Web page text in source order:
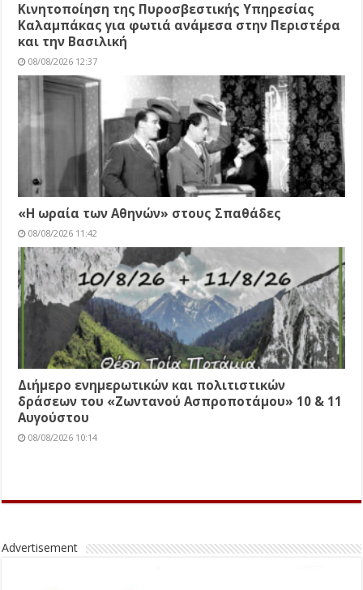
Κινητοποίηση της Πυροσβεστικής Υπηρεσίας
Καλαμπάκας για φωτιά ανάμεσα στην Περιστέρα
και την Βασιλική
08/08/2026 12:37
«Η ωραία των Αθηνών» στους Σπαθάδες
08/08/2026 11:42
Διήμερο ενημερωτικών και πολιτιστικών
δράσεων του «Ζωντανού Ασπροποτάμου» 10 & 11
Αυγούστου
08/08/2026 10:14
Advertisement